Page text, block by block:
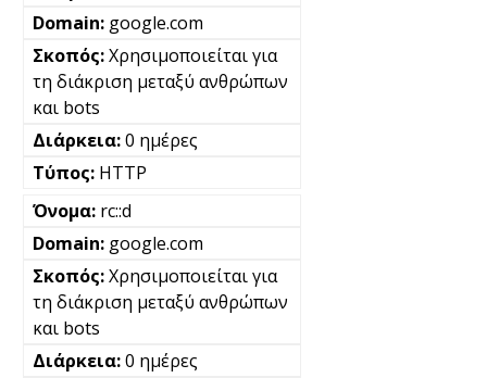
google.com
Χρησιμοποιείται για
τη διάκριση μεταξύ ανθρώπων
και bots
0 ημέρες
HTTP
rc::d
google.com
Χρησιμοποιείται για
τη διάκριση μεταξύ ανθρώπων
και bots
0 ημέρες